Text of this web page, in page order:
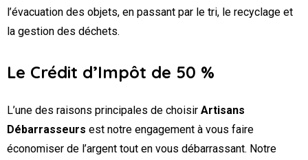
l’évacuation des objets, en passant par le tri, le recyclage et
la gestion des déchets.
Le Crédit d’Impôt de 50 %
L’une des raisons principales de choisir Artisans
Débarrasseurs est notre engagement à vous faire
économiser de l’argent tout en vous débarrassant. Notre